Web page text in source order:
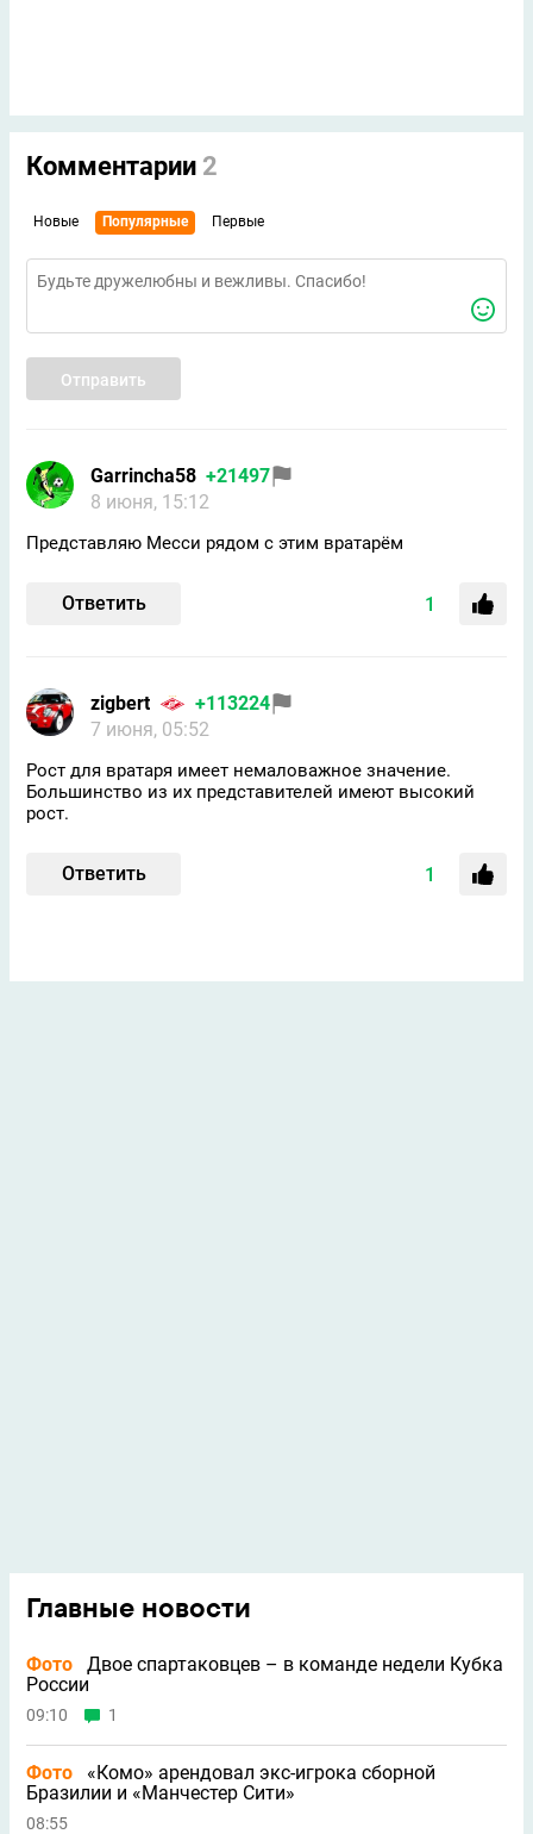
Комментарии 2
Новые Популярные Первые
Отправить
Garrincha58 +21497
8 июня, 15:12
Представляю Месси рядом с этим вратарём
Ответить 1
zigbert
+113224
7 июня, 05:52
Рост для вратаря имеет немаловажное значение.
Большинство из их представителей имеют высокий
рост.
Ответить 1
Главные новости
Фото
Двое спартаковцев – в команде недели Кубка
России
09:10 1
Фото
«Комо» арендовал экс-игрока сборной
Бразилии и «Манчестер Сити»
08:55